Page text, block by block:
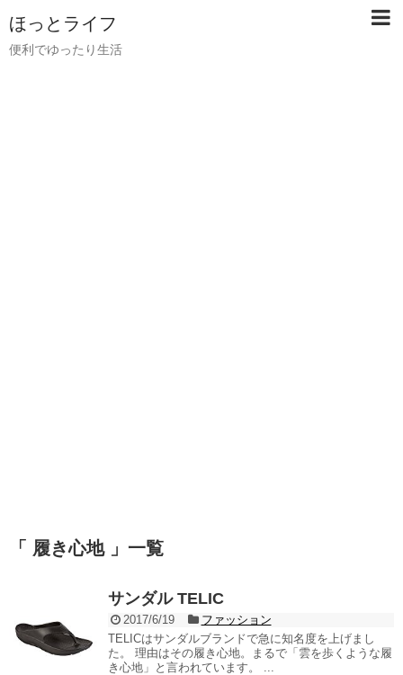
ほっとライフ
便利でゆったり生活
「 履き心地 」一覧
サンダル TELIC
2017/6/19
ファッション
TELICはサンダルブランドで急に知名度を上げまし
た。 理由はその履き心地。まるで「雲を歩くような履
き心地」と言われています。 ...